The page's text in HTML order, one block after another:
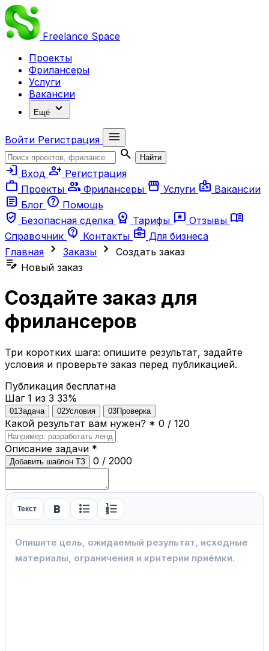
Freelance Space
Проекты
Фрилансеры
Услуги
Вакансии
Ещё expand_more
Войти Регистрация
menu
search
Найти
login Вход person_add Регистрация
work Проекты group Фрилансеры storefront Услуги badge Вакансии
article Блог help Помощь
verified_user Безопасная сделка workspace_premium Тарифы reviews Отзывы menu_book
Справочник contact_support Контакты business_center Для бизнеса
Главная chevron_right Заказы chevron_right Создать заказ
edit_note Новый заказ
Создайте заказ для
фрилансеров
Три коротких шага: опишите результат, задайте
условия и проверьте заказ перед публикацией.
Публикация бесплатна
Шаг 1 из 3 33%
01 Задача 02Условия 03Проверка
Какой результат вам нужен? * 0 / 120
Описание задачи *
Добавить шаблон ТЗ 0 / 2000
Текст format_bold format_list_bulleted format_list_numbered